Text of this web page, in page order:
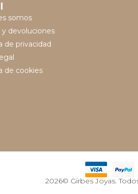
somos
y devoluciones
de privacidad
de cookies
2026© Girbes Joyas.